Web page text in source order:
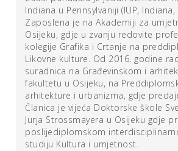
problematiziranje privatnog
prostora koji se, u ovome slučaju,
prostoru.
Dimenzija prostora važna je
njegova figurativnog značaja,
komponentu u kojoj se
raspored njezinih elemenata
neispunjeni dijelovi postaju
punina i praznina neophodan je za
crteža. Istovremeno, crtačkom se
Indiana u Pennsylvaniji (IUP, Indiana,
Zaposlena je na Akademiji za
Osijeku, gdje u zvanju redovite
kolegije Grafika i Crtanje na
Likovne kulture. Od 2016. godine
suradnica na Građevinskom i
fakultetu u Osijeku, na
arhitekture i urbanizma, gdje
Članica je vijeća Doktorske škole
Jurja Strossmayera u Osijeku gdje
poslijediplomskom
studiju Kultura i umjetnost.